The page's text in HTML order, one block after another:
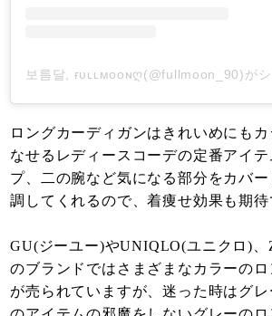
보름달, ғᴜʟʟᴍᴏᴏɴღ(@fullmoon_90)が
ロングカーディガンはきれいめにもカ
なせるレディースコーデの定番アイ
プ、二の腕など気になる部分をカバ
調してくれるので、着痩せ効果も期待
GU(ジーユー)やUNIQLO(ユニクロ)
のブランドではさまざまなカラーの
が売られていますが、迷った時はグ